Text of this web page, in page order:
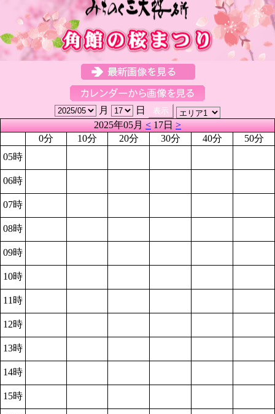
月
日
2025年05月<17日>
0分
10分 20分 30分 40分
50分
05時
06時
07時
08時
09時
10時
11時
12時
13時
14時
15時